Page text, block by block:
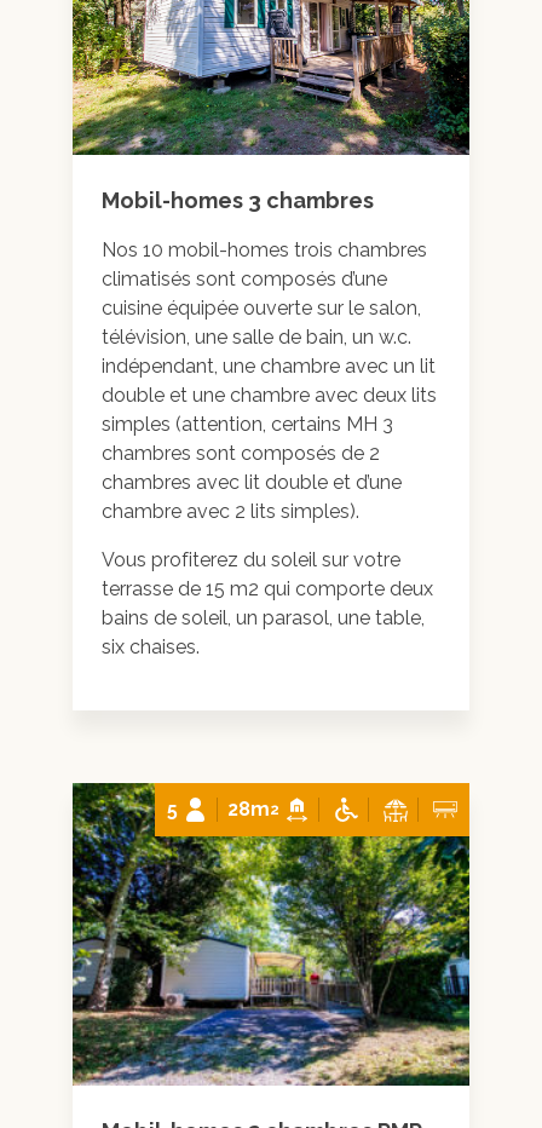
Galerie photo
Mobil-homes 3 chambres
Nos 10 mobil-homes trois chambres
climatisés sont composés d’une
cuisine équipée ouverte sur le salon,
télévision, une salle de bain, un w.c.
indépendant, une chambre avec un lit
double et une chambre avec deux lits
simples (attention, certains MH 3
chambres sont composés de 2
chambres avec lit double et d’une
chambre avec 2 lits simples).
Vous profiterez du soleil sur votre
terrasse de 15 m2 qui comporte deux
bains de soleil, un parasol, une table,
six chaises.
5 28m2